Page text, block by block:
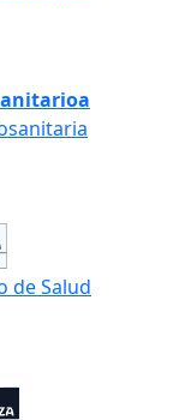
de Salud